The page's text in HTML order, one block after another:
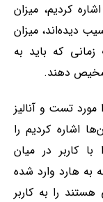
کردیم، میزان
دیده‌اند، میزان
که باید به
دهند.
تست و آنالیز
اشاره کردیم را
کاربر در میان
به هارد وارد شده
را به کاربر